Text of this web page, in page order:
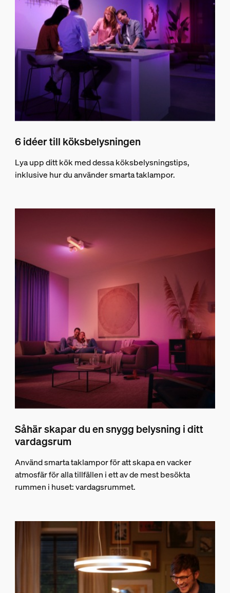
6 idéer till köksbelysningen
Lya upp ditt kök med dessa köksbelysningstips,
inklusive hur du använder smarta taklampor.
Såhär skapar du en snygg belysning i ditt
vardagsrum
Använd smarta taklampor för att skapa en vacker
atmosfär för alla tillfällen i ett av de mest besökta
rummen i huset: vardagsrummet.